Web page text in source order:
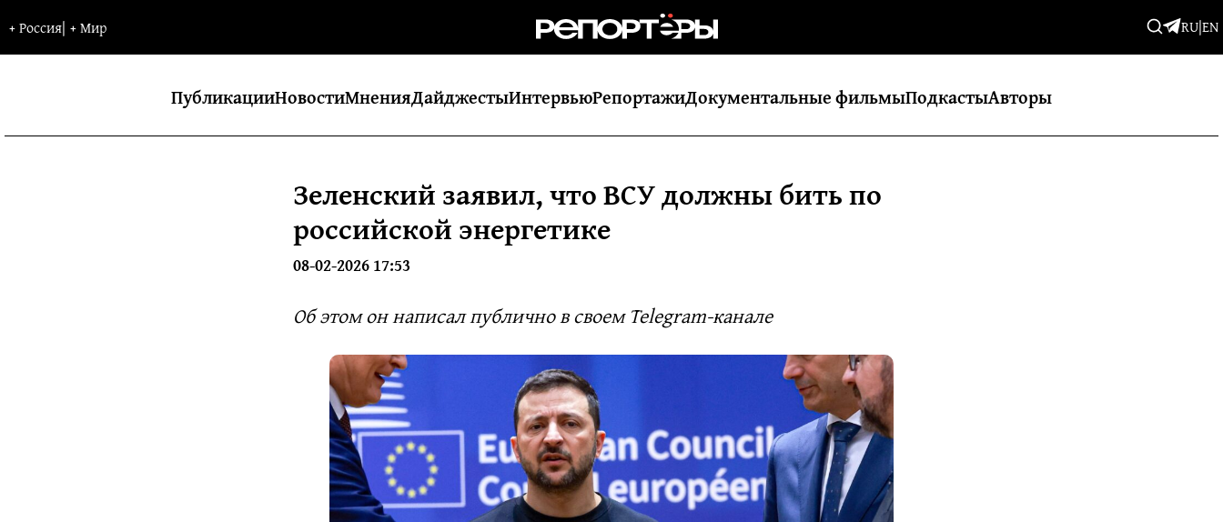
+Россия| +Мир RU|EN
ПубликацииНовостиМненияДайджестыИнтервьюРепортажиДокументальные фильмыПодкастыАвторы
Зеленский заявил, что ВСУ должны бить по
российской энергетике
08-02-2026 17:53
Об этом он написал публично в своем Telegram-канале